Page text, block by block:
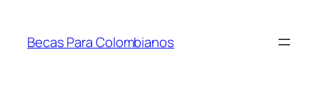
contenido
Becas Para Colombianos